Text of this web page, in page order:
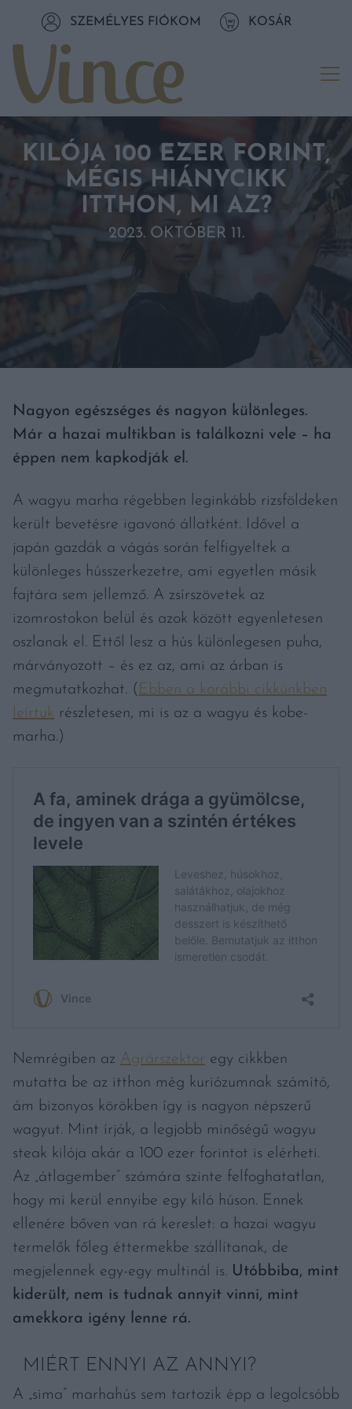
Tovább a tartalomhozSZEMÉLYES FIÓKOM KOSÁR
KILÓJA 100 EZER FORINT,
MÉGIS HIÁNYCIKK
ITTHON, MI AZ?
2023. OKTÓBER 11.
Nagyon egészséges és nagyon különleges.
Már a hazai multikban is találkozni vele – ha
éppen nem kapkodják el.
A wagyu marha régebben leginkább rizsföldeken
került bevetésre igavonó állatként. Idővel a
japán gazdák a vágás során felfigyeltek a
különleges hússzerkezetre, ami egyetlen másik
fajtára sem jellemző. A zsírszövetek az
izomrostokon belül és azok között egyenletesen
oszlanak el. Ettől lesz a hús különlegesen puha,
márványozott – és ez az, ami az árban is
megmutatkozhat. ( Ebben a korábbi cikkünkben
leírtuk részletesen, mi is az a wagyu és kobe-
marha.)
Nemrégiben az Agrárszektor egy cikkben
mutatta be az itthon még kuriózumnak számító,
ám bizonyos körökben így is nagyon népszerű
wagyut. Mint írják, a legjobb minőségű wagyu
steak kilója akár a 100 ezer forintot is elérheti.
Az „átlagember” számára szinte felfoghatatlan,
hogy mi kerül ennyibe egy kiló húson. Ennek
ellenére bőven van rá kereslet: a hazai wagyu
termelők főleg éttermekbe szállítanak, de
megjelennek egy-egy multinál is. Utóbbiba, mint
kiderült, nem is tudnak annyit vinni, mint
amekkora igény lenne rá.
MIÉRT ENNYI AZ ANNYI?
A „sima” marhahús sem tartozik épp a legolcsóbb